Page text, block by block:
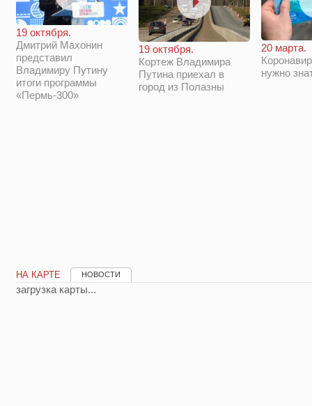
19 октября.
Дмитрий Махонин
представил
Владимиру Путину
итоги программы
«Пермь-300»
19 октября.
Кортеж Владимира
Путина приехал в
город из Полазны
20 марта.
нужно
НА КАРТЕ НОВОСТИ
загрузка карты...